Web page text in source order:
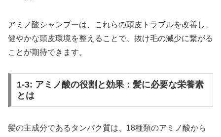
アミノ酸シャンプーは、これらの頭皮トラブルを改善し、
健やかな頭皮環境を整えることで、抜け毛の減少に繋がる
ことが期待できます。
1-3: アミノ酸の役割と効果：髪に必要な栄養素
とは
髪の主成分であるタンパク質は、18種類のアミノ酸から